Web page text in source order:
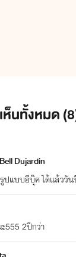
ร คุณฉัตร
นทั้งหมด (8
Dujardin
แบบอีบุ๊ค ได้แล้ววัน
555 2ปีกว่า